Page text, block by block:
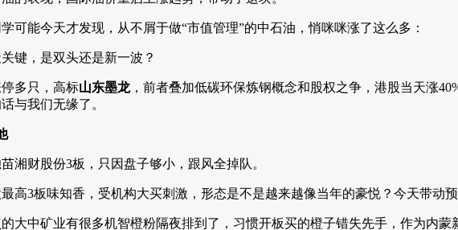
可能今天才发现，从不屑于做“市值管理”的中石油，悄咪咪涨了这么多：
多只，高标山东墨龙，前者叠加低碳环保炼钢概念和股权之争，港股当天涨
与我们无缘了。
湘财股份3板，只因盘子够小，跟风全掉队。
高3板味知香，受机构大买刺激，形态是不是越来越像当年的豪悦？今天带动预
大中矿业有很多机智橙粉隔夜排到了，习惯开板买的橙子错失先手，作为内